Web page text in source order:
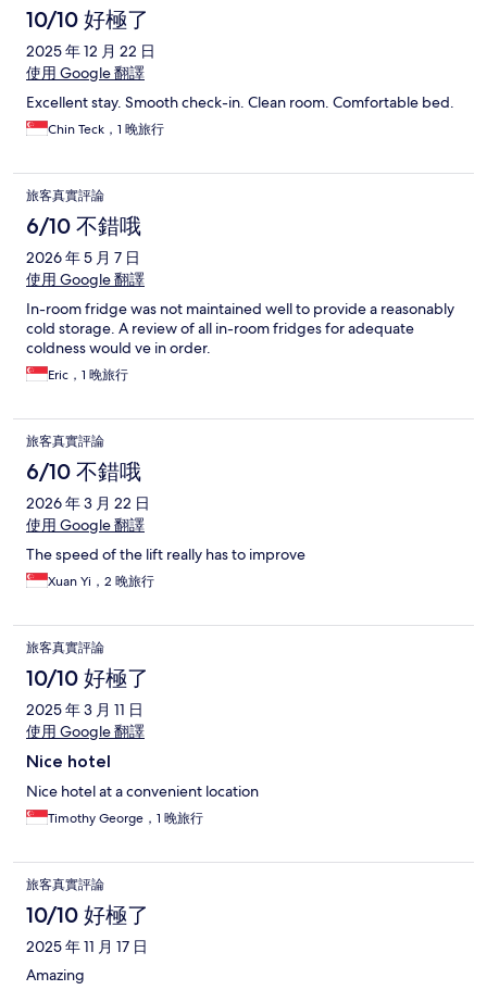
10/10 好極了
2025 年 12 月 22 日
使用 Google 翻譯
Excellent stay. Smooth check-in. Clean room. Comfortable bed.
Chin Teck，1 晚旅行
旅客真實評論
6/10 不錯哦
2026 年 5 月 7 日
使用 Google 翻譯
In-room fridge was not maintained well to provide a reasonably
cold storage. A review of all in-room fridges for adequate
coldness would ve in order.
Eric，1 晚旅行
旅客真實評論
6/10 不錯哦
2026 年 3 月 22 日
使用 Google 翻譯
The speed of the lift really has to improve
Xuan Yi，2 晚旅行
旅客真實評論
10/10 好極了
2025 年 3 月 11 日
使用 Google 翻譯
Nice hotel
Nice hotel at a convenient location
Timothy George，1 晚旅行
旅客真實評論
10/10 好極了
2025 年 11 月 17 日
Amazing